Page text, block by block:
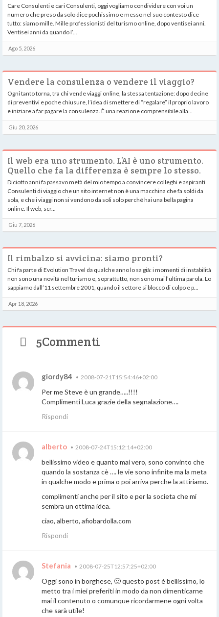
Care Consulenti e cari Consulenti, oggi vogliamo condividere con voi un
numero che preso da solo dice pochissimo e messo nel suo contesto dice
tutto: siamo mille. Mille professionisti del turismo online, dopo ventisei anni.
Ventisei anni da quando l’...
Ago 5, 2026
Vendere la consulenza o vendere il viaggio?
Ogni tanto torna, tra chi vende viaggi online, la stessa tentazione: dopo decine
di preventivi e poche chiusure, l’idea di smettere di “regalare” il proprio lavoro
e iniziare a far pagare la consulenza. È una reazione comprensibile alla...
Giu 20, 2026
Il web era uno strumento. L’AI è uno strumento.
Quello che fa la differenza è sempre lo stesso.
Diciotto anni fa passavo metà del mio tempo a convincere colleghi e aspiranti
Consulenti di viaggio che un sito internet non è una macchina che fa soldi da
sola, e che i viaggi non si vendono da soli solo perché hai una bella pagina
online. Il web, scr...
Giu 7, 2026
Il rimbalzo si avvicina: siamo pronti?
Chi fa parte di Evolution Travel da qualche anno lo sa già: i momenti di instabilità
non sono una novità nel turismo e, soprattutto, non sono mai l’ultima parola. Lo
sappiamo dall’11 settembre 2001, quando il settore si bloccò di colpo e p...
Apr 18, 2026
5Commenti
giordy84 • 2008-07-21T15:54:46+02:00
Per me Steve è un grande…..!!!!
Complimenti Luca grazie della segnalazione….
Rispondi
alberto • 2008-07-24T15:12:14+02:00
bellissimo video e quanto mai vero, sono convinto che
quando la sostanza cè …. le vie sono infinite ma la meta
in qualche modo e prima o poi arriva perche la attiriamo.
complimenti anche per il sito e per la societa che mi
sembra un ottima idea.
ciao, alberto, afiobardolla.com
Rispondi
Stefania • 2008-07-25T12:57:25+02:00
Oggi sono in borghese, 🙂 questo post è bellissimo, lo
metto tra i miei preferiti in modo da non dimenticarne
mai il contenuto o comunque ricordarmene ogni volta
che sarà utile!